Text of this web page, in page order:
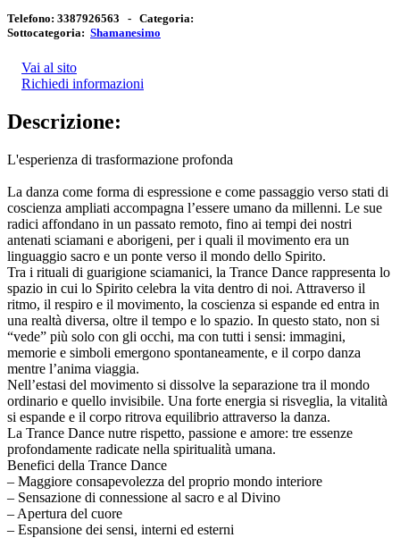
Telefono: 3387926563 - Categoria:
Sottocategoria: Shamanesimo
Vai al sito
Richiedi informazioni
Descrizione:
L'esperienza di trasformazione profonda
La danza come forma di espressione e come passaggio verso stati di
coscienza ampliati accompagna l’essere umano da millenni. Le sue
radici affondano in un passato remoto, fino ai tempi dei nostri
antenati sciamani e aborigeni, per i quali il movimento era un
linguaggio sacro e un ponte verso il mondo dello Spirito.
Tra i rituali di guarigione sciamanici, la Trance Dance rappresenta lo
spazio in cui lo Spirito celebra la vita dentro di noi. Attraverso il
ritmo, il respiro e il movimento, la coscienza si espande ed entra in
una realtà diversa, oltre il tempo e lo spazio. In questo stato, non si
“vede” più solo con gli occhi, ma con tutti i sensi: immagini,
memorie e simboli emergono spontaneamente, e il corpo danza
mentre l’anima viaggia.
Nell’estasi del movimento si dissolve la separazione tra il mondo
ordinario e quello invisibile. Una forte energia si risveglia, la vitalità
si espande e il corpo ritrova equilibrio attraverso la danza.
La Trance Dance nutre rispetto, passione e amore: tre essenze
profondamente radicate nella spiritualità umana.
Benefici della Trance Dance
– Maggiore consapevolezza del proprio mondo interiore
– Sensazione di connessione al sacro e al Divino
– Apertura del cuore
– Espansione dei sensi, interni ed esterni